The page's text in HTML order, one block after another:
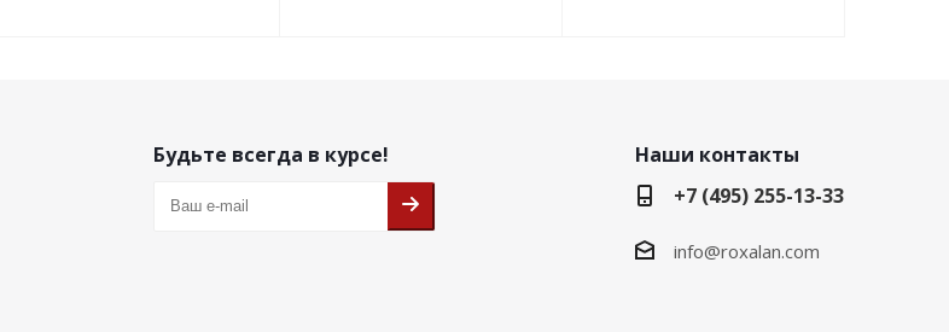
Будьте всегда в курсе!
Наши контакты
+7 (495) 255-13-33
info@roxalan.com